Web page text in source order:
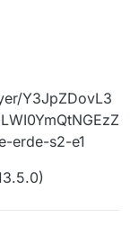
Y3JpZDovL3
erde-s2-e1